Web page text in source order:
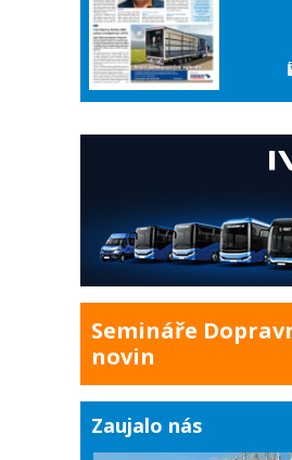
Semináře
novin
Zaujalo nás